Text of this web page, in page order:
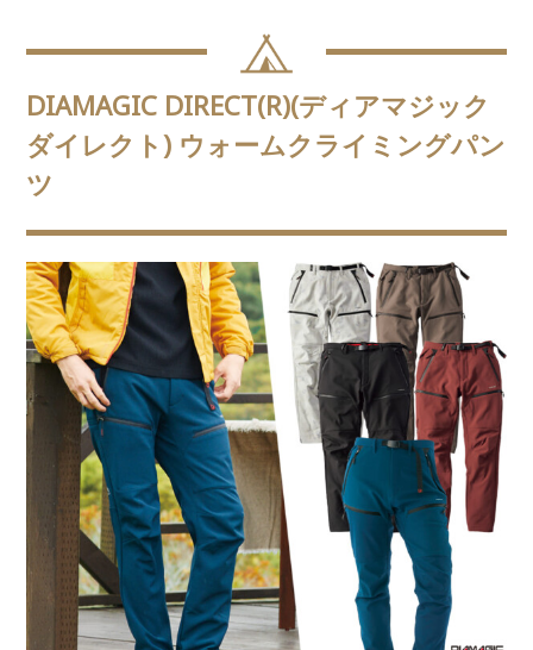
DIAMAGIC DIRECT(R)(ディアマジック
ダイレクト) ウォームクライミングパン
ツ